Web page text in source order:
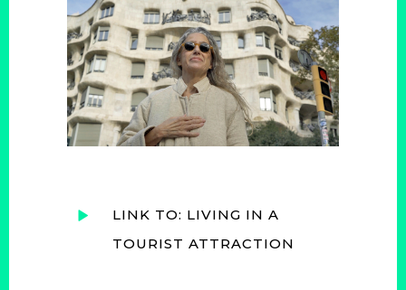
LINK TO: LIVING IN A
TOURIST ATTRACTION